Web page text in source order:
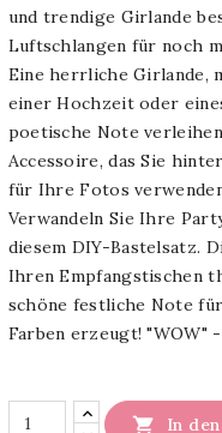
und trendige Girlande
Luftschlangen für noch
Eine herrliche Girlande,
einer Hochzeit oder
poetische Note
Accessoire, das Sie
für Ihre Fotos
Verwandeln Sie Ihre
diesem DIY-Bastelsatz.
Ihren Empfangstischen
schöne festliche Note
Farben erzeugt! "WOW"
 In